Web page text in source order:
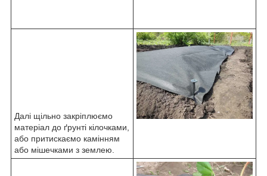
Далі щільно закріплюємо
матеріал до ґрунті кілочками,
або притискаємо камінням
або мішечками з землею.